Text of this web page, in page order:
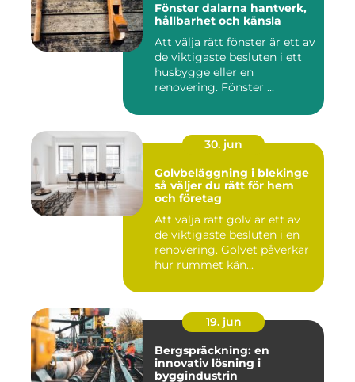
Fönster dalarna hantverk,
hållbarhet och känsla
Att välja rätt fönster är ett av
de viktigaste besluten i ett
husbygge eller en
renovering. Fönster ...
30. jun
Golvbeläggning i blekinge
så väljer du rätt för hem
och företag
Att välja rätt golv är ett av
de viktigaste besluten i en
renovering. Golvet påverkar
hur rummet kän...
19. jun
Bergspräckning: en
innovativ lösning i
byggindustrin